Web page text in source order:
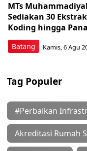
Batang
MTs
Sediakan 30
Koding hingga
Kamis, 6 Agu
Tag Populer
#Perbaikan
Akreditasi Rumah